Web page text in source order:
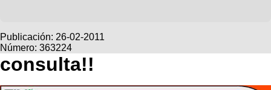
Viajes
Descenso
Buscar
Ultimos
Fotos
Bicicletas
Tandem
Videos
Cicloturismo
Publicación: 26-02-2011
Número: 363224
consulta!!